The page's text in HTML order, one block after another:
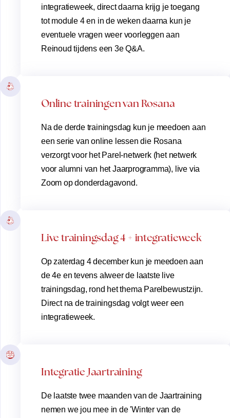
integratieweek, direct daarna krijg je toegang
tot module 4 en in de weken daarna kun je
eventuele vragen weer voorleggen aan
Reinoud tijdens een 3e Q&A.
Online trainingen van Rosana
Na de derde trainingsdag kun je meedoen aan
een serie van online lessen die Rosana
verzorgt voor het Parel-netwerk (het netwerk
voor alumni van het Jaarprogramma), live via
Zoom op donderdagavond.
Live trainingsdag 4 + integratieweek
Op zaterdag 4 december kun je meedoen aan
de 4e en tevens alweer de laatste live
trainingsdag, rond het thema Parelbewustzijn.
Direct na de trainingsdag volgt weer een
integratieweek.
Integratie Jaartraining
De laatste twee maanden van de Jaartraining
nemen we jou mee in de 'Winter van de